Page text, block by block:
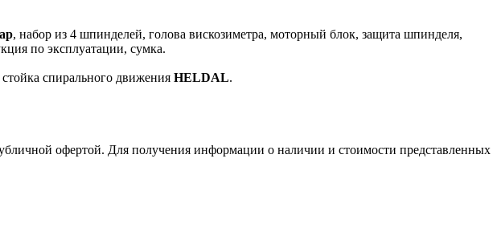
, набор из 4 шпинделей, голова вискозиметра, моторный блок, защита шпинделя,
по эксплуатации, сумка.
стойка спирального движения HELDAL.
офертой. Для получения информации о наличии и стоимости представленных